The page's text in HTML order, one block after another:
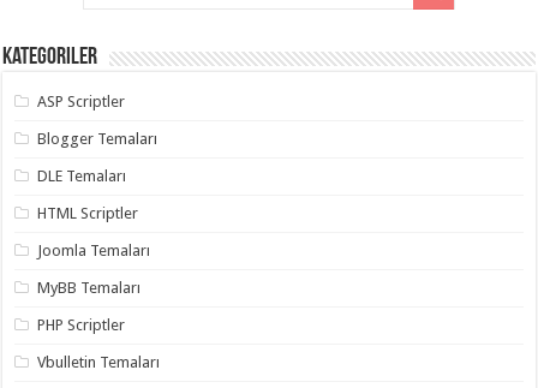
taşımacılık,
gaziantep
taşıma,
evden
taşımacılık,
gaziantep
organizasyon
gaziantep
organizasyon,
gaziantep
organizasyon
gaziantep
gaziantep
gaziantep
Kategoriler
ASP Scriptler
Blogger Temaları
DLE Temaları
HTML Scriptler
Joomla Temaları
MyBB Temaları
PHP Scriptler
Vbulletin Temaları